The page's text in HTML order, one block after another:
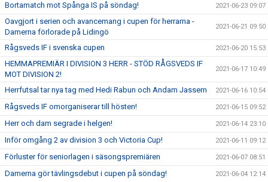
Bortamatch mot Spånga IS på söndag! 2021-06-23 09:07
Oavgjort i serien och avancemang i cupen för herrarna -
Damerna förlorade på Lidingö
2021-06-21 09:50
Rågsveds IF i svenska cupen 2021-06-20 15:53
HEMMAPREMIÄR I DIVISION 3 HERR - STÖD RÅGSVEDS IF
MOT DIVISION 2!
2021-06-17 10:49
Herrfutsal tar nya tag med Hedi Rabun och Andam Jassem 2021-06-16 10:54
Rågsveds IF omorganiserar till hösten! 2021-06-15 09:52
Herr och dam segrade i helgen! 2021-06-14 23:10
Inför omgång 2 av division 3 och Victoria Cup! 2021-06-11 09:12
Förluster för seniorlagen i säsongspremiären 2021-06-07 08:51
Damerna gör tävlingsdebut i cupen på söndag! 2021-06-04 12:14